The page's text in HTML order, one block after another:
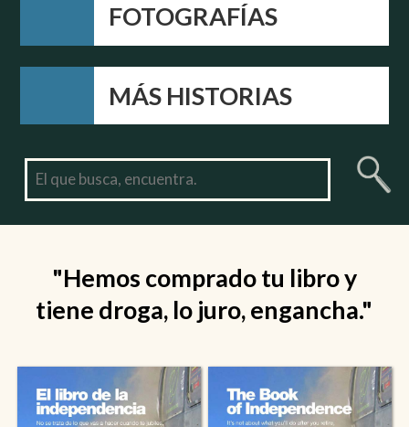
FOTOGRAFÍAS
MÁS HISTORIAS
"Hemos comprado tu libro y
tiene droga, lo juro, engancha."